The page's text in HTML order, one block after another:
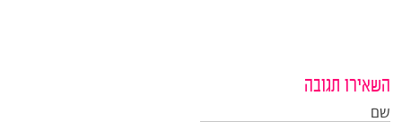
השאירו תגובה
שם